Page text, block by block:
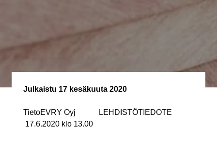
Julkaistu 17 kesäkuuta 2020
TietoEVRY Oyj LEHDISTÖTIEDOTE
17.6.2020 klo 13.00